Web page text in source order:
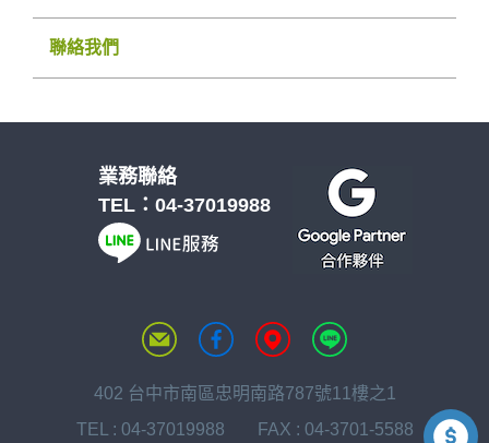
聯絡我們
業務聯絡
TEL： 04-37019988
402 台中市南區忠明南路787號11樓之1
TEL : 04-37019988 FAX : 04-3701-5588